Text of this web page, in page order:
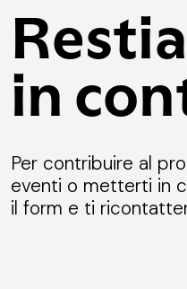
in
Per contribuire al
eventi o metterti in
il form e ti